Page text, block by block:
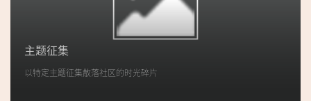
主题征集
以特定主题征集散落社区的时光碎片